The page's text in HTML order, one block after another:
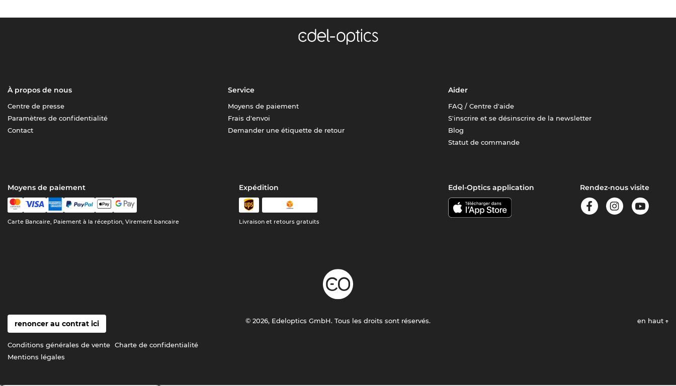
À propos de nous
Centre de presse
Paramètres de confidentialité
Contact
Service
Moyens de paiement
Frais d'envoi
Demander une étiquette de retour
Aider
FAQ / Centre d'aide
S'inscrire et se désinscrire de la newsletter
Blog
Statut de commande
Moyens de paiement
Carte Bancaire, Paiement à la réception, Virement bancaire
Expédition
Livraison et retours gratuits
Edel-Optics application Rendez-nous visite
renoncer au contrat ici
Conditions générales de vente Charte de confidentialité
Mentions légales
© 2026, Edeloptics GmbH. Tous les droits sont réservés. en haut